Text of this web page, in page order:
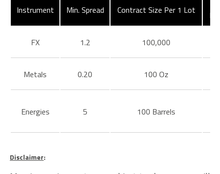
Instrument Min. Spread Contract Size Per 1 Lot
FX 1.2 100,000
Metals 0.20 100 Oz
Energies 5 100 Barrels
Disclaimer: